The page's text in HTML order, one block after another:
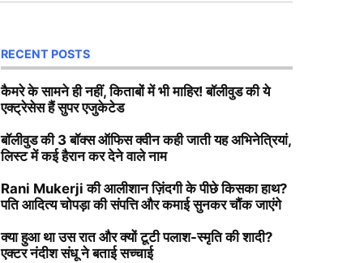
RECENT POSTS
कैमरे के सामने ही नहीं, किताबों में भी माहिर! बॉलीवुड की ये
एक्ट्रेसेस हैं सुपर एजुकेटेड
बॉलीवुड की 3 बॉक्स ऑफिस क्वीन कही जाती यह अभिनेत्रियां,
लिस्ट में कई हैरान कर देने वाले नाम
Rani Mukerji की आलीशान ज़िंदगी के पीछे किसका हाथ?
पति आदित्य चोपड़ा की संपत्ति और कमाई सुनकर चौंक जाएंगे
क्या हुआ था उस रात और क्यों टूटी पलाश-स्मृति की शादी?
एक्टर नंदीश संधू ने बताई सच्चाई